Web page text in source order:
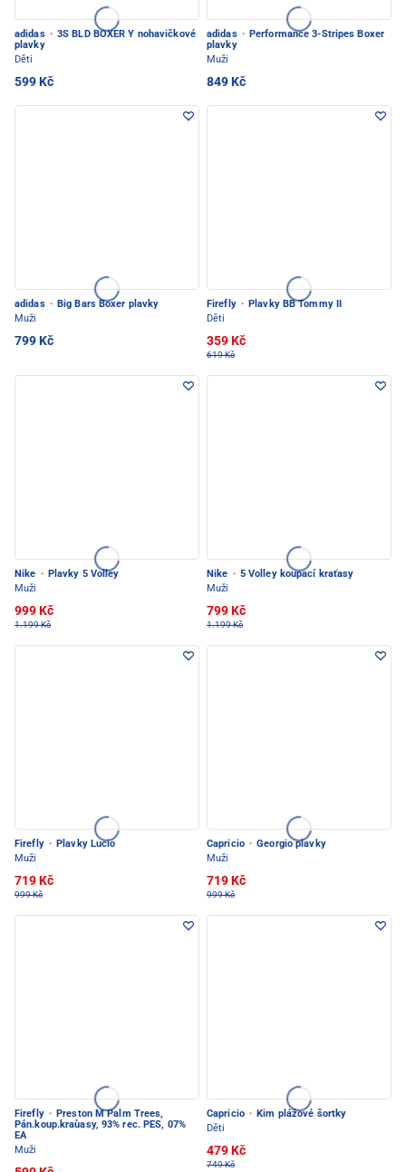
adidas · 3S BLD BOXER Y nohavičkové
plavky
Děti
599 Kč
adidas · Performance 3-Stripes Boxer
plavky
Muži
849 Kč
adidas · Big Bars Boxer plavky
Muži
799 Kč
Firefly · Plavky BB Tommy II
Děti
359 Kč
619 Kč
Nike · Plavky 5 Volley
Muži
999 Kč
1.199 Kč
Nike · 5 Volley koupací kraťasy
Muži
799 Kč
1.199 Kč
Firefly · Plavky Lucio
Muži
719 Kč
999 Kč
Capricio · Georgio plavky
Muži
719 Kč
999 Kč
Firefly · Preston M Palm Trees,
Pán.koup.kraùasy, 93% rec. PES, 07%
EA
Muži
Capricio · Kim plážové šortky
Děti
479 Kč
749 Kč